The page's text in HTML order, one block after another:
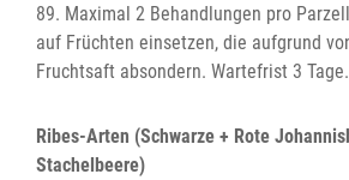
89. Maximal 2 Behandlungen pro
auf Früchten einsetzen, die aufgrund
Fruchtsaft absondern. Wartefrist 3 Tage.
Ribes-Arten (Schwarze + Rote
Stachelbeere)